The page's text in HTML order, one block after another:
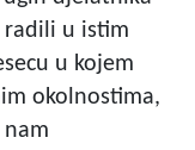
radili u istim
u kojem
okolnostima,